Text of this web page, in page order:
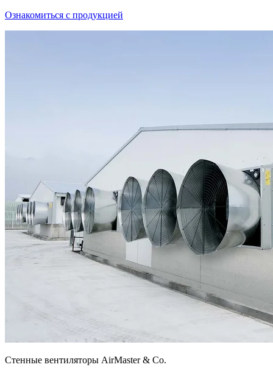
Ознакомиться с продукцией
Стенные вентиляторы AirMaster & Co.